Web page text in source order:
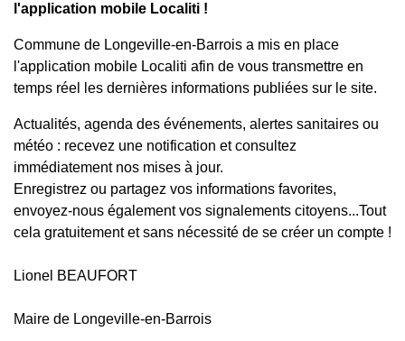
l'application mobile Localiti !
Commune de Longeville-en-Barrois a mis en place
l'application mobile Localiti afin de vous transmettre en
temps réel les dernières informations publiées sur le site.
Actualités, agenda des événements, alertes sanitaires ou
météo : recevez une notification et consultez
immédiatement nos mises à jour.
Enregistrez ou partagez vos informations favorites,
envoyez-nous également vos signalements citoyens...Tout
cela gratuitement et sans nécessité de se créer un compte !
Lionel BEAUFORT
Maire de Longeville-en-Barrois